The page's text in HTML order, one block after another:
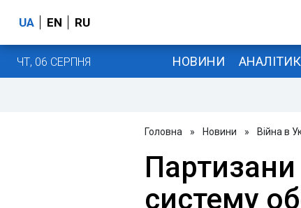
UA EN RU
ЧТ, 06 СЕРПНЯ НОВИНИ
Головна » Новини » Війна в
систему